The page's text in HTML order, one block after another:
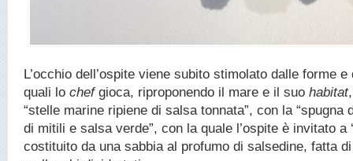
L’occhio dell’ospite viene subito stimolato dalle forme
quali lo chefgioca, riproponendo il mare e il suo habitat
“stelle marine ripiene di salsa tonnata”, con la “spugna
di mitili e salsa verde”, con la quale l’ospite è invitato a ‘
costituito da una sabbia al profumo di salsedine, fatta